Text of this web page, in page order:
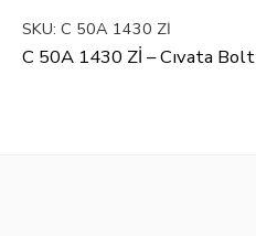
SKU: C 50A 1430 Zİ
C 50A 1430 Zİ – Cıvata Bolt